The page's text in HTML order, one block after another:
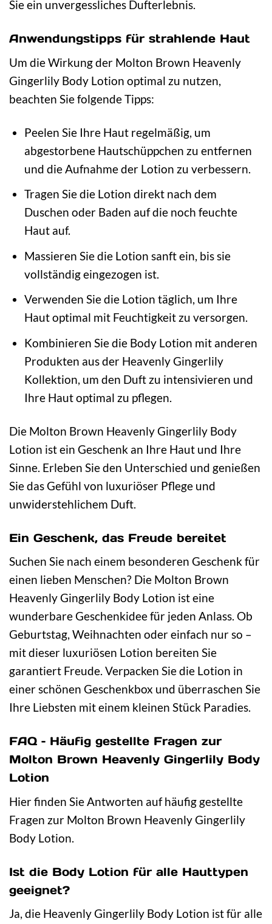
Sie ein unvergessliches Dufterlebnis.
Anwendungstipps für strahlende Haut
Um die Wirkung der Molton Brown Heavenly
Gingerlily Body Lotion optimal zu nutzen,
beachten Sie folgende Tipps:
Peelen Sie Ihre Haut regelmäßig, um
abgestorbene Hautschüppchen zu entfernen
und die Aufnahme der Lotion zu verbessern.
Tragen Sie die Lotion direkt nach dem
Duschen oder Baden auf die noch feuchte
Haut auf.
Massieren Sie die Lotion sanft ein, bis sie
vollständig eingezogen ist.
Verwenden Sie die Lotion täglich, um Ihre
Haut optimal mit Feuchtigkeit zu versorgen.
Kombinieren Sie die Body Lotion mit anderen
Produkten aus der Heavenly Gingerlily
Kollektion, um den Duft zu intensivieren und
Ihre Haut optimal zu pflegen.
Die Molton Brown Heavenly Gingerlily Body
Lotion ist ein Geschenk an Ihre Haut und Ihre
Sinne. Erleben Sie den Unterschied und genießen
Sie das Gefühl von luxuriöser Pflege und
unwiderstehlichem Duft.
Ein Geschenk, das Freude bereitet
Suchen Sie nach einem besonderen Geschenk für
einen lieben Menschen? Die Molton Brown
Heavenly Gingerlily Body Lotion ist eine
wunderbare Geschenkidee für jeden Anlass. Ob
Geburtstag, Weihnachten oder einfach nur so –
mit dieser luxuriösen Lotion bereiten Sie
garantiert Freude. Verpacken Sie die Lotion in
einer schönen Geschenkbox und überraschen Sie
Ihre Liebsten mit einem kleinen Stück Paradies.
FAQ – Häufig gestellte Fragen zur
Molton Brown Heavenly Gingerlily Body
Lotion
Hier finden Sie Antworten auf häufig gestellte
Fragen zur Molton Brown Heavenly Gingerlily
Body Lotion.
Ist die Body Lotion für alle Hauttypen
geeignet?
Ja, die Heavenly Gingerlily Body Lotion ist für alle